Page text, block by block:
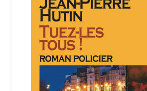
Login Customizer
Newsletter
Nous Contacter
Politique de confidentialité et cookies